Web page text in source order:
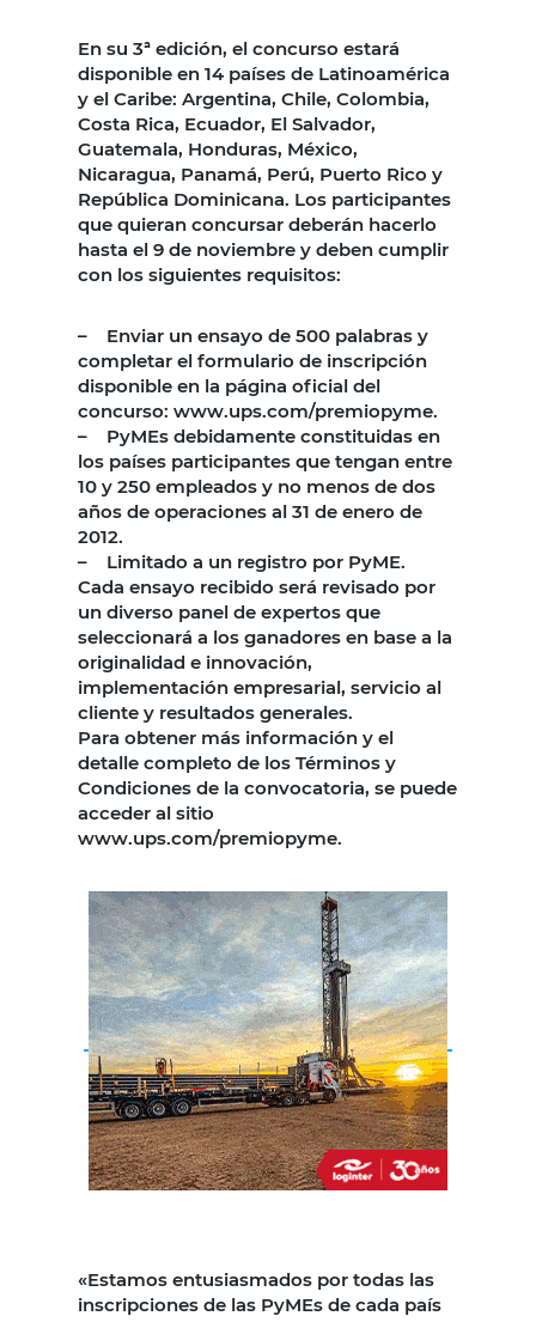
En su 3ª edición, el concurso estará
disponible en 14 países de Latinoamérica
y el Caribe: Argentina, Chile, Colombia,
Costa Rica, Ecuador, El Salvador,
Guatemala, Honduras, México,
Nicaragua, Panamá, Perú, Puerto Rico y
República Dominicana. Los participantes
que quieran concursar deberán hacerlo
hasta el 9 de noviembre y deben cumplir
con los siguientes requisitos:
– Enviar un ensayo de 500 palabras y
completar el formulario de inscripción
disponible en la página oficial del
concurso: www.ups.com/premiopyme.
– PyMEs debidamente constituidas en
los países participantes que tengan entre
10 y 250 empleados y no menos de dos
años de operaciones al 31 de enero de
2012.
– Limitado a un registro por PyME.
Cada ensayo recibido será revisado por
un diverso panel de expertos que
seleccionará a los ganadores en base a la
originalidad e innovación,
implementación empresarial, servicio al
cliente y resultados generales.
Para obtener más información y el
detalle completo de los Términos y
Condiciones de la convocatoria, se puede
acceder al sitio
www.ups.com/premiopyme.
«Estamos entusiasmados por todas las
inscripciones de las PyMEs de cada país